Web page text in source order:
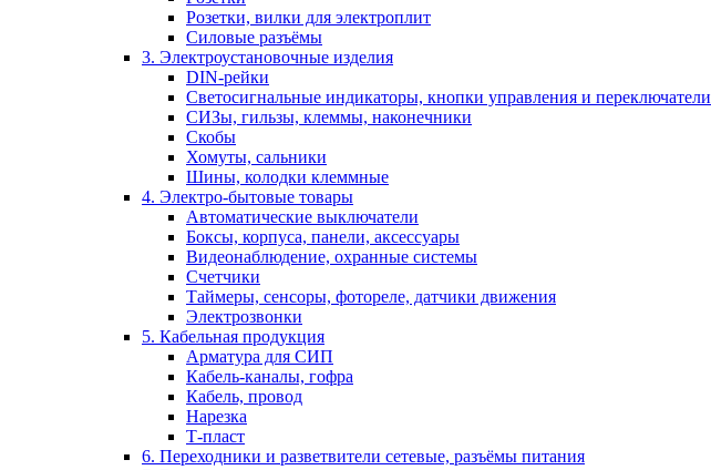
Розетки, вилки для электроплит
Силовые разъёмы
3. Электроустановочные изделия
DIN-рейки
Светосигнальные индикаторы, кнопки управления и переключатели
СИЗы, гильзы, клеммы, наконечники
Скобы
Хомуты, сальники
Шины, колодки клеммные
4. Электро-бытовые товары
Автоматические выключатели
Боксы, корпуса, панели, аксессуары
Видеонаблюдение, охранные системы
Счетчики
Таймеры, сенсоры, фотореле, датчики движения
Электрозвонки
5. Кабельная продукция
Арматура для СИП
Кабель-каналы, гофра
Кабель, провод
Нарезка
Т-пласт
6. Переходники и разветвители сетевые, разъёмы питания